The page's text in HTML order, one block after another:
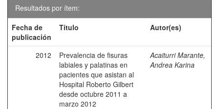
Resultados por ítem:
Fecha de
publicación
Título Autor(es)
2012
Prevalencia de fisuras
labiales y palatinas en
pacientes que asistan al
Hospital Roberto Gilbert
desde octubre 2011 a
marzo 2012
Acaiturri Marante,
Andrea Karina